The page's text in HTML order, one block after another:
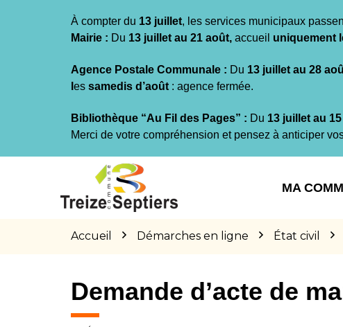
À compter du 13 juillet, les services municipaux
Mairie : Du 13 juillet au 21 août, accueil uniquement
Agence Postale Communale : Du 13 juillet au 28
es samedis d’août : agence fermée.
Bibliothèque “Au Fil des Pages” : Du 13 juillet au
Merci de votre compréhension et pensez à anticiper
MA
Accueil Démarches en ligne État civil
Demande d’acte de